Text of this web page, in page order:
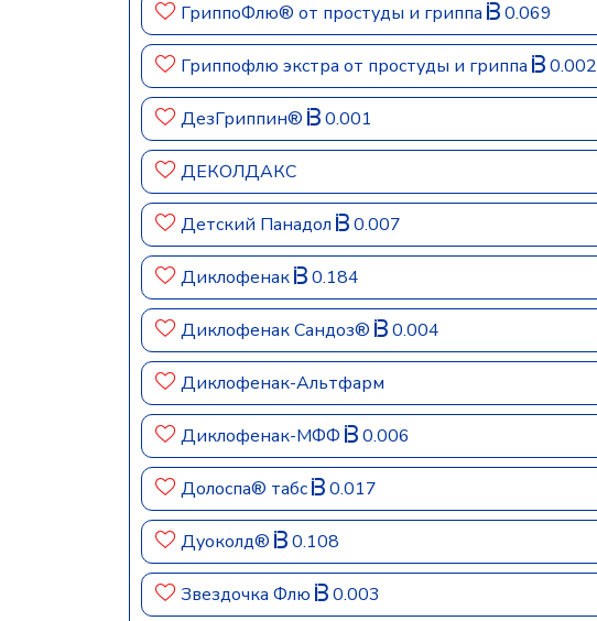
ГриппоФлю® от простуды и гриппа 0.069
Гриппофлю экстра от простуды и гриппа 0.002
ДезГриппин® 0.001
ДЕКОЛДАКС
Детский Панадол 0.007
Диклофенак 0.184
Диклофенак Сандоз® 0.004
Диклофенак-Альтфарм
Диклофенак-МФФ 0.006
Долоспа® табс 0.017
Дуоколд® 0.108
Звездочка Флю 0.003